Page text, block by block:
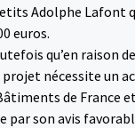
Adolphe Lafont
euros.
qu’en raison
nécessite un
de France
par son avis